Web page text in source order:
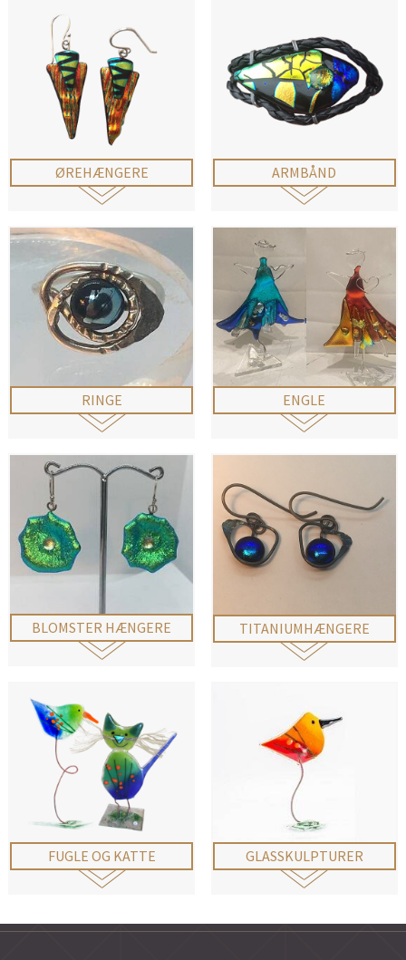
ØREHÆNGERE ARMBÅND
RINGE ENGLE
BLOMSTER HÆNGERE TITANIUMHÆNGERE
FUGLE OG KATTE GLASSKULPTURER